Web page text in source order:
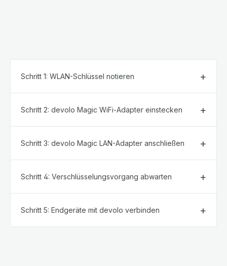
Schritt 1: WLAN-Schlüssel notieren
Schritt 2: devolo Magic WiFi-Adapter einstecken
Schritt 3: devolo Magic LAN-Adapter anschließen
Schritt 4: Verschlüsselungsvorgang abwarten
Schritt 5: Endgeräte mit devolo verbinden